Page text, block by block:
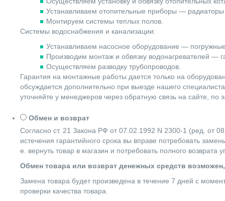
Устанавливаем отопительные приборы —
Монтируем системы теплых полов.
Системы водоснабжения и канализации:
Устанавливаем насосное оборудование —
Производим монтаж и обвязку водонагревателей —
Осуществляем разводку трубопроводов.
Гарантия на монтажные работы дается только на
обсуждается дополнительно при выезде нашего
уточняйте у менеджеров через обратную связь на сайте,
Обмен и возврат
Согласно ст. 21 Закона РФ от 07.02.1992 N 2300-1 (ред. от
истечения гарантийного срока вы вправе потребовать
е. вернуть товар в магазин и потребовать полного
Обмен товара или возврат денежных средств
Замена товара будет произведена в течение 7 дней с
проверки качества товара.